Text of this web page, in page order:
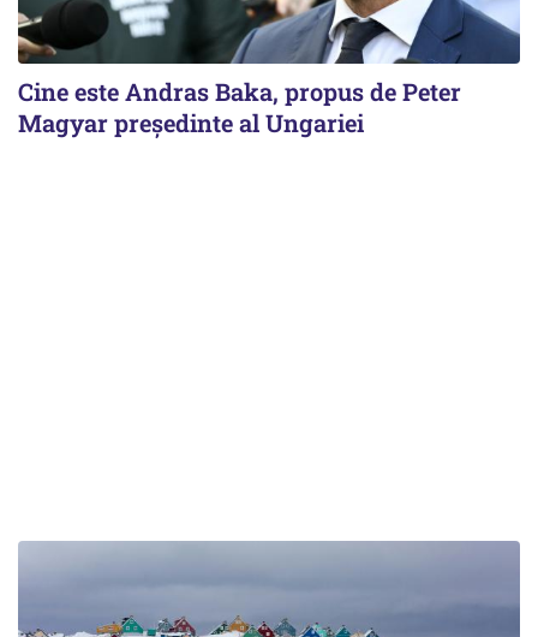
Cine este Andras Baka, propus de Peter
Magyar președinte al Ungariei